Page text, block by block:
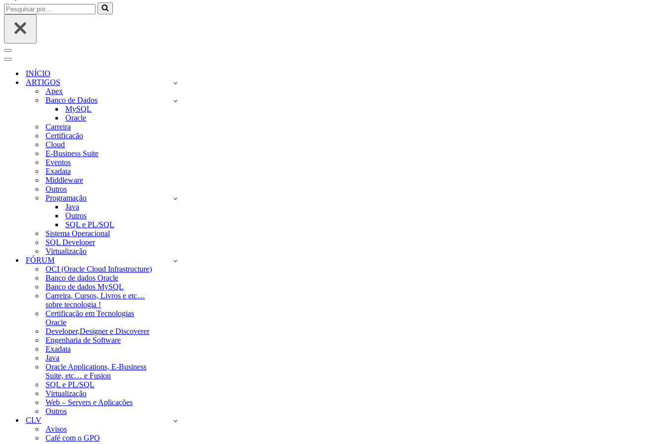
Pesquisar
por...
Menu
de
navegação
Menu
navegaçãoINÍCIO
ARTIGOS
Apex
Banco de Dados
MySQL
Oracle
Carreira
Certificacão
Cloud
E-Business Suite
Eventos
Exadata
Middleware
Outros
Programação
Java
Outros
SQL e PL/SQL
Sistema Operacional
SQL Developer
Virtualização
FÓRUM
OCI (Oracle Cloud Infrastructure)
Banco de dados Oracle
Banco de dados MySQL
Carreira, Cursos, Livros e etc…
sobre tecnologia !
Certificação em Tecnologias
Oracle
Developer,Designer e Discoverer
Engenharia de Software
Exadata
Java
Oracle Applications, E-Business
Suite, etc… e Fusion
SQL e PL/SQL
Virtualização
Web – Servers e Aplicações
Outros
CLV
Avisos
Café com o GPO